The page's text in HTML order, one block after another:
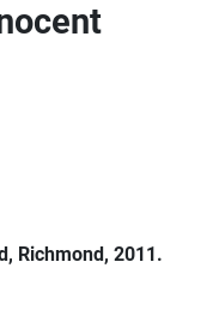
, Richmond, 2011.